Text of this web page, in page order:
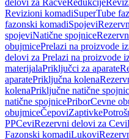
delovi za RačveRedukcije
Revizioni komadiSuperTube
fazonski komadiSpojevi
spojeviNatične spojnice
obujmicePrelazi na proizvode
delovi za Prelazi na proizvode
materijalaPriključci za aparate
aparatePriključna kolena
kolenaPriključne natične
natične spojnicePriborCevne
obujmiceČepoviZaptivke
PPCeviRezervni delovi za Cevi
Fazonski komadiLukovi